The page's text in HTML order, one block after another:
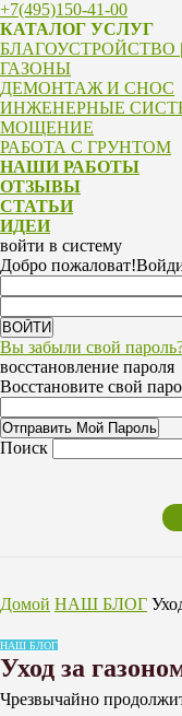
+7(495)150-41-00
КАТАЛОГ УСЛУГ
БЛАГОУСТРОЙСТВО |
ГАЗОНЫ
ДЕМОНТАЖ И СНОС
ИНЖЕНЕРНЫЕ
МОЩЕНИЕ
РАБОТА С ГРУНТОМ
НАШИ РАБОТЫ
ОТЗЫВЫ
СТАТЬИ
ИДЕИ
войти в систему
Добро пожаловат!
Вы забыли свой
восстановление пароля
Восстановите свой
Поиск
Домой НАШ БЛОГ
НАШ БЛОГ
Уход за
Чрезвычайно